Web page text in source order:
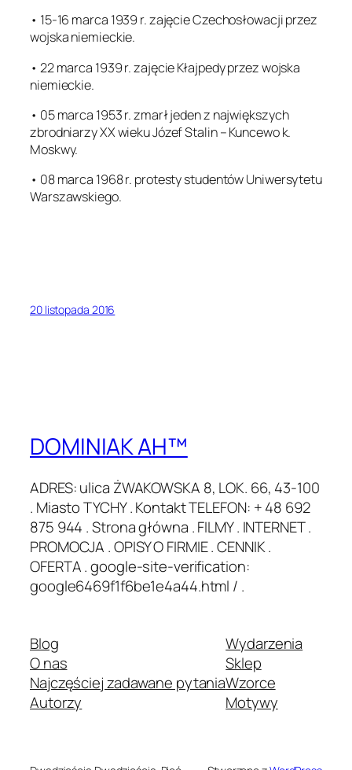
• 15-16 marca 1939 r. zajęcie Czechosłowacji przez
wojska niemieckie.
• 22 marca 1939 r. zajęcie Kłajpedy przez wojska
niemieckie.
• 05 marca 1953 r. zmarł jeden z największych
zbrodniarzy XX wieku Józef Stalin – Kuncewo k.
Moskwy.
• 08 marca 1968 r. protesty studentów Uniwersytetu
Warszawskiego.
20 listopada 2016
DOMINIAK AH™
ADRES: ulica ŻWAKOWSKA 8, LOK. 66, 43-100
. Miasto TYCHY . Kontakt TELEFON: + 48 692
875 944 . Strona główna . FILMY . INTERNET .
PROMOCJA . OPISY O FIRMIE . CENNIK .
OFERTA . google-site-verification:
google6469f1f6be1e4a44.html / .
Blog
O nas
Najczęściej zadawane pytania
Autorzy
Wydarzenia
Sklep
Wzorce
Motywy